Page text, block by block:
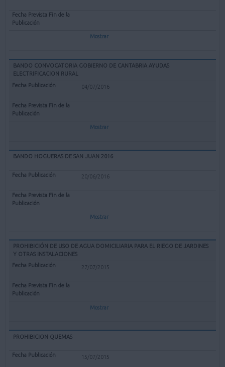
Mostrar
BANDO CONVOCATORIA GOBIERNO DE CANTABRIA AYUDAS
ELECTRIFICACION RURAL
04/07/2016
Mostrar
BANDO HOGUERAS DE SAN JUAN 2016
20/06/2016
Mostrar
PROHIBICIÓN DE USO DE AGUA DOMICILIARIA PARA EL RIEGO DE JARDINES
Y OTRAS INSTALACIONES
27/07/2015
Mostrar
PROHIBICION QUEMAS
15/07/2015